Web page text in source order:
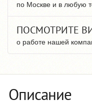
по Москве и в любую
ПОСМОТРИТЕ
о работе нашей
Описание